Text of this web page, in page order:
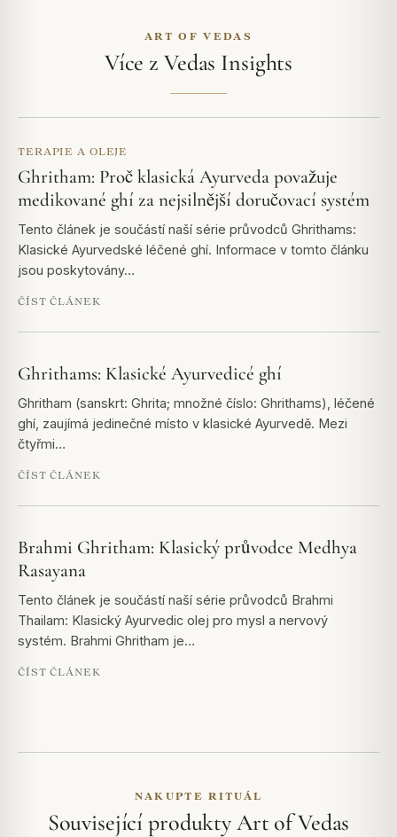
ART OF VEDAS
Více z Vedas Insights
TERAPIE A OLEJE
Ghritham: Proč klasická Ayurveda považuje
medikované ghí za nejsilnější doručovací systém
Tento článek je součástí naší série průvodců Ghrithams:
Klasické Ayurvedské léčené ghí. Informace v tomto článku
jsou poskytovány…
ČÍST ČLÁNEK
Ghrithams: Klasické Ayurvedicé ghí
Ghritham (sanskrt: Ghrita; množné číslo: Ghrithams), léčené
ghí, zaujímá jedinečné místo v klasické Ayurvedě. Mezi
čtyřmi…
ČÍST ČLÁNEK
Brahmi Ghritham: Klasický průvodce Medhya
Rasayana
Tento článek je součástí naší série průvodců Brahmi
Thailam: Klasický Ayurvedic olej pro mysl a nervový
systém. Brahmi Ghritham je…
ČÍST ČLÁNEK
NAKUPTE RITUÁL
Související produkty Art of Vedas